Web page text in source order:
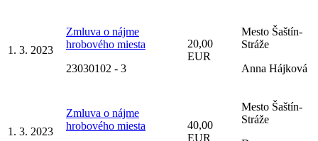
1. 3. 2023
Zmluva o nájme
hrobového miesta
23030102 - 3
20,00
EUR
Mesto Šaštín-
Stráže
Anna Hájková
1. 3. 2023
Zmluva o nájme
hrobového miesta
40,00
EUR
Mesto Šaštín-
Stráže